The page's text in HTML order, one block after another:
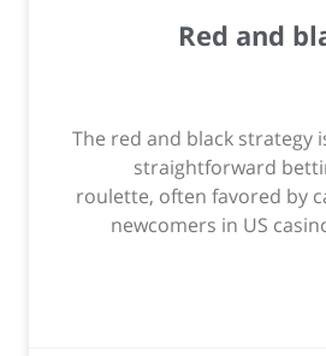
Red and
The red and black strategy
straightforward
roulette, often favored by
newcomers in US